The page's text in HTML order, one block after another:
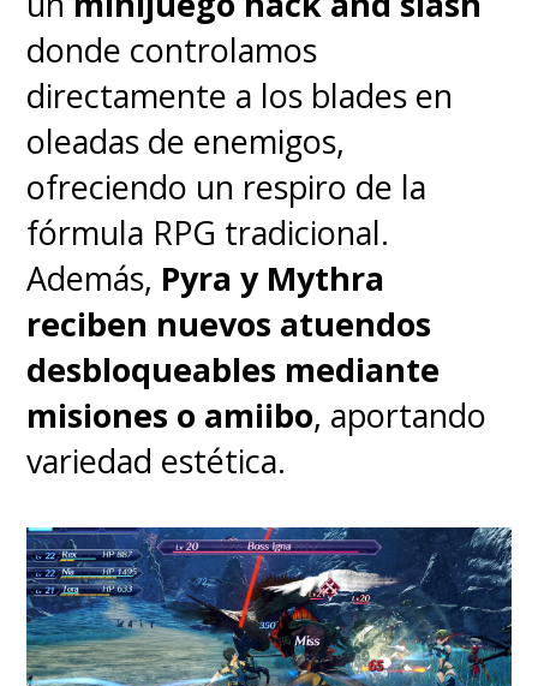
gran pantalla.
Donde flaquea la historia es
en su tramo final al no ser tan
sólido y potente como las
historias individuales,
cruzando todos los relatos y
explicando por qué estos
personajes eran el foco de la
antología. Hay respuestas,
conexiones con otras películas
de la saga, peropoco de cierre.
Esto parece más el inicio de algo
y así lo da a entender su
sorpresiva escena final.
donde controlamos
directamente a los blades en
oleadas de enemigos,
ofreciendo un respiro de la
fórmula RPG tradicional.
Además, Pyra y Mythra
reciben nuevos atuendos
desbloqueables mediante
misiones o amiibo, aportando
variedad estética.